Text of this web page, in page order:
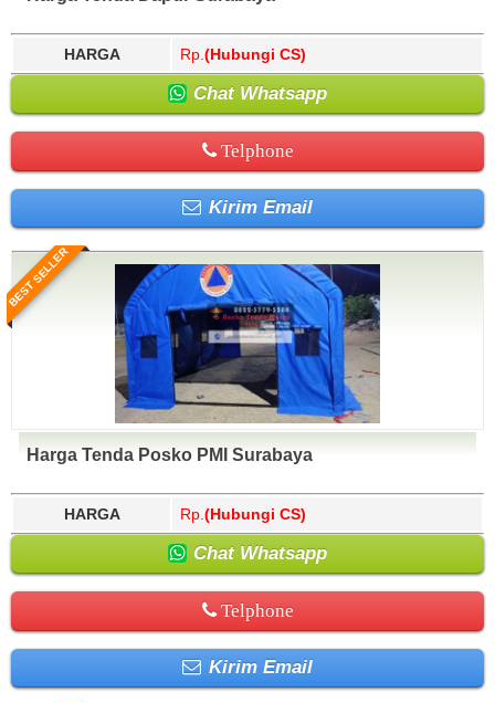
Yahukimo, Yalimo, Yogyakarta.
HARGA Rp. (Hubungi CS)
Chat Whatsapp
Telphone
Kirim Email
BEST SELLER
Harga Tenda Posko PMI Surabaya
HARGA Rp. (Hubungi CS)
Chat Whatsapp
Telphone
Kirim Email